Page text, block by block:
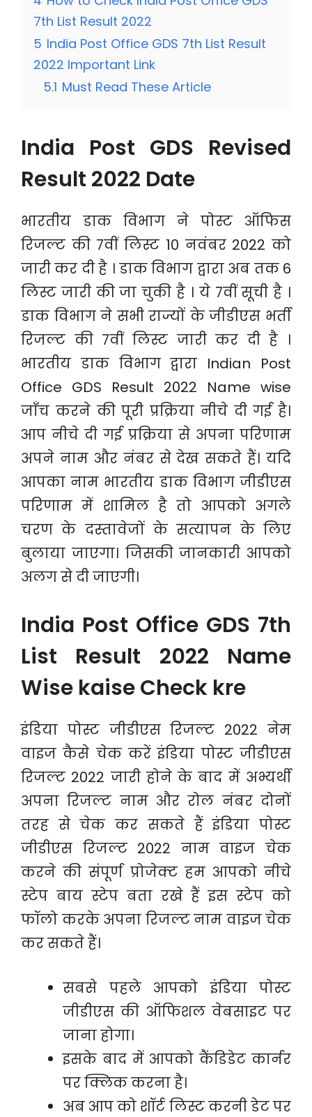
7th List Result 2022
5 India Post Office GDS 7th List Result
2022 Important Link
5.1 Must Read These Article
India Post GDS Revised
Result 2022 Date
भारतीय डाक विभाग ने पोस्ट ऑफिस
रिजल्ट की 7वीं लिस्ट 10 नवंबर 2022 को
जारी कर दी है । डाक विभाग द्वारा अब तक 6
लिस्ट जारी की जा चुकी है । ये 7वीं सूची है ।
डाक विभाग ने सभी राज्यों के जीडीएस भर्ती
रिजल्ट की 7वीं लिस्ट जारी कर दी है ।
भारतीय डाक विभाग द्वारा Indian Post
Office GDS Result 2022 Name wise
जाँच करने की पूरी प्रक्रिया नीचे दी गई है।
आप नीचे दी गई प्रक्रिया से अपना परिणाम
अपने नाम और नंबर से देख सकते हैं। यदि
आपका नाम भारतीय डाक विभाग जीडीएस
परिणाम में शामिल है तो आपको अगले
चरण के दस्तावेजों के सत्यापन के लिए
बुलाया जाएगा। जिसकी जानकारी आपको
अलग से दी जाएगी।
India Post Office GDS 7th
List Result 2022 Name
Wise kaise Check kre
इंडिया पोस्ट जीडीएस रिजल्ट 2022 नेम
वाइज कैसे चेक करें इंडिया पोस्ट जीडीएस
रिजल्ट 2022 जारी होने के बाद में अभ्यर्थी
अपना रिजल्ट नाम और रोल नंबर दोनों
तरह से चेक कर सकते हैं इंडिया पोस्ट
जीडीएस रिजल्ट 2022 नाम वाइज चेक
करने की संपूर्ण प्रोजेक्ट हम आपको नीचे
स्टेप बाय स्टेप बता रखे हैं इस स्टेप को
फॉलो करके अपना रिजल्ट नाम वाइज चेक
कर सकते हैं।
सबसे पहले आपको इंडिया पोस्ट
जीडीएस की ऑफिशल वेबसाइट पर
जाना होगा।
इसके बाद में आपको कैंडिडेट कार्नर
पर क्लिक करना है।
अब आप को शॉर्ट लिस्ट करनी डेट पर